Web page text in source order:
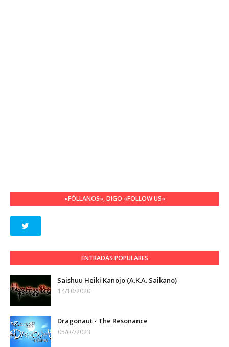
«FÓLLANOS», DIGO «FOLLOW US»
ENTRADAS POPULARES
Saishuu Heiki Kanojo (A.K.A. Saikano)
14/10/2020
Dragonaut - The Resonance
05/07/2023